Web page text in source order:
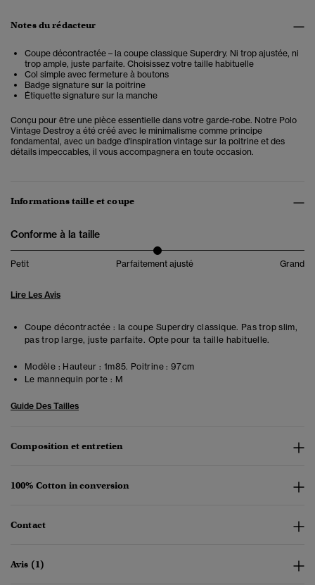
Notes du rédacteur
Coupe décontractée – la coupe classique Superdry. Ni trop ajustée, ni
trop ample, juste parfaite. Choisissez votre taille habituelle
Col simple avec fermeture à boutons
Badge signature sur la poitrine
Étiquette signature sur la manche
Conçu pour être une pièce essentielle dans votre garde-robe. Notre Polo
Vintage Destroy a été créé avec le minimalisme comme principe
fondamental, avec un badge d'inspiration vintage sur la poitrine et des
détails impeccables, il vous accompagnera en toute occasion.
Informations taille et coupe
Conforme à la taille
Petit Parfaitement ajusté Grand
Lire Les Avis
Coupe décontractée : la coupe Superdry classique. Pas trop slim,
pas trop large, juste parfaite. Opte pour ta taille habituelle.
Modèle : Hauteur : 1m85. Poitrine : 97cm
Le mannequin porte : M
Guide Des Tailles
Composition et entretien
100% Cotton in conversion
Contact
Avis (1)